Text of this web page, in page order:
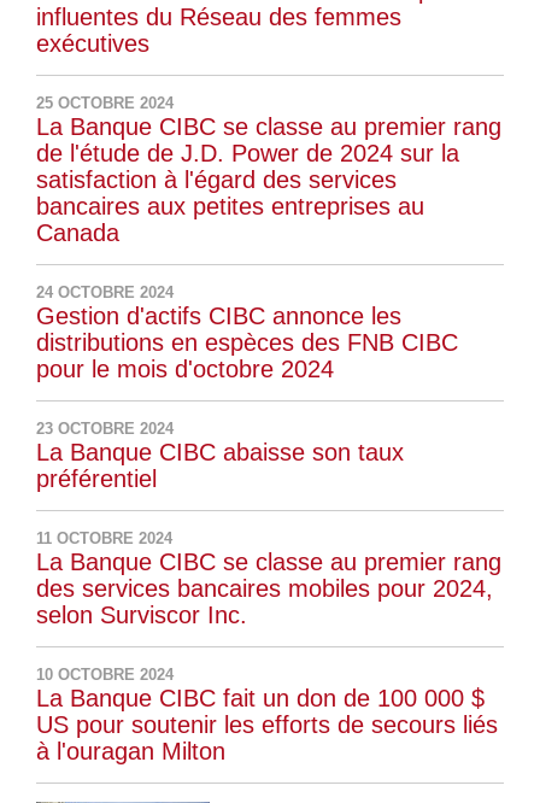
influentes du Réseau des femmes
exécutives
25 OCTOBRE 2024
La Banque CIBC se classe au premier rang
de l'étude de J.D. Power de 2024 sur la
satisfaction à l'égard des services
bancaires aux petites entreprises au
Canada
24 OCTOBRE 2024
Gestion d'actifs CIBC annonce les
distributions en espèces des FNB CIBC
pour le mois d'octobre 2024
23 OCTOBRE 2024
La Banque CIBC abaisse son taux
préférentiel
11 OCTOBRE 2024
La Banque CIBC se classe au premier rang
des services bancaires mobiles pour 2024,
selon Surviscor Inc.
10 OCTOBRE 2024
La Banque CIBC fait un don de 100 000 $
US pour soutenir les efforts de secours liés
à l'ouragan Milton